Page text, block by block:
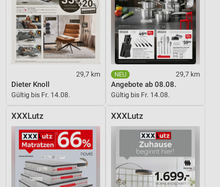
29,7 km
Dieter Knoll
Gültig bis Fr. 14.08.
29,7 km
Angebote ab 08.08.
Gültig bis Fr. 14.08.
XXXLutz XXXLutz